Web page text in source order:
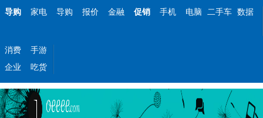
导购 家电 导购 报价 金融 促销 手机 电脑 二手车 数据
消费
手游
企业
吃货